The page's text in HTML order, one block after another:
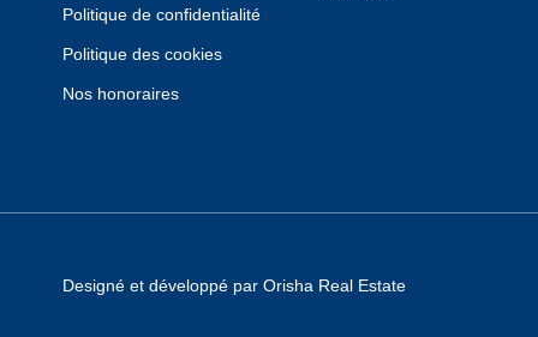
Politique de confidentialité
Politique des cookies
Nos honoraires